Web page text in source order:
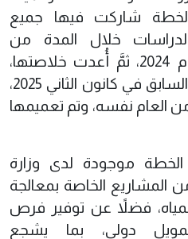
“الخطة شاركت فيها جميع
خلال المدة من
نيسان إلى أيلول خلال عام 2024، ثمَّ أُعدت خلاصتها،
وقدمت إلى رئيس الوزراء السابق في كانون الثاني 2025،
نفسه، وتم تعميمها
موجودة لدى وزارة
المشاريع الخاصة بمعالجة
المياه، فضلاً عن توفير فرص
دولي، بما يشجع